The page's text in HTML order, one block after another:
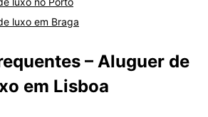
luxo em Braga
– Aluguer de
em Lisboa